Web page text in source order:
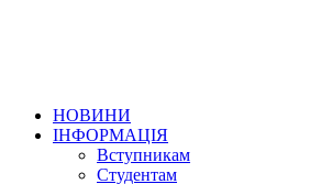
НОВИНИ
ІНФОРМАЦІЯ
Вступникам
Студентам